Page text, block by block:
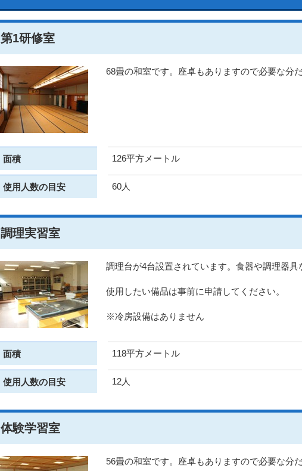
第1研修室
68畳の和室です。座卓もありますので必要な分
面積 126平方メートル
使用人数の目安 60人
調理実習室
調理台が4台設置されています。食器や調理器具
使用したい備品は事前に申請してください。
※冷房設備はありません
面積 118平方メートル
使用人数の目安 12人
体験学習室
56畳の和室です。座卓もありますので必要な分